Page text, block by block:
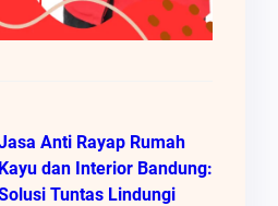
Anti Rayap Rumah
Kayu dan Interior Bandung:
Tuntas Lindungi